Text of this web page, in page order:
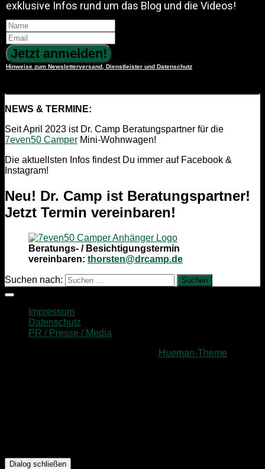
exklusive Infos rund um das Blog und die Videos!
Jetzt anmelden!
Hinweise zum Newsletterversand, Dienstleister und Datenschutz
NEWS & TERMINE:
Seit April 2023 ist Dr. Camp Beratungspartner für die
7even50 Camper Mini-Wohnwagen!
Die aktuellsten Infos findest Du immer auf Facebook &
Instagram!
Neu! Dr. Camp ist Beratungspartner!
Jetzt Termin vereinbaren!
Beratungs- / Besichtigungstermin
vereinbaren: thorsten@drcamp.de
Suchen nach:
Impressum
Datenschutz
PR / Presse / Media
Hueman-Theme
Dialog schließen